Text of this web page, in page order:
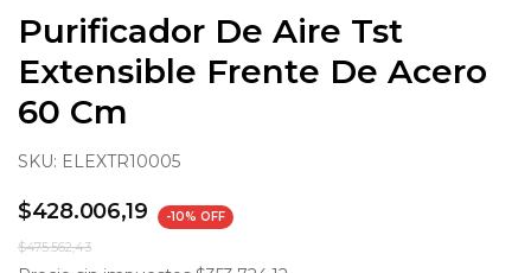
Purificador De Aire Tst
Extensible Frente De Acero
60 Cm
SKU: ELEXTR10005
$428.006,19 -10% OFF
$475.562,43